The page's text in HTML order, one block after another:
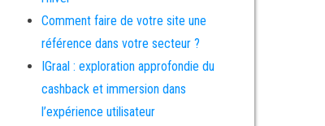
Comment faire de votre site une
référence dans votre secteur ?
IGraal : exploration approfondie du
cashback et immersion dans
l’expérience utilisateur